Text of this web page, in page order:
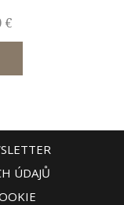
€
ÚDAJŮ